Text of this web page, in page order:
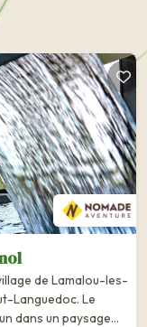
de Lamalou-les-
Languedoc. Le
dans un paysage